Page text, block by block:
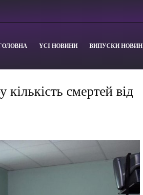
YСІ НОВИНИ ВИПУСКИ НОВИН
смертей від